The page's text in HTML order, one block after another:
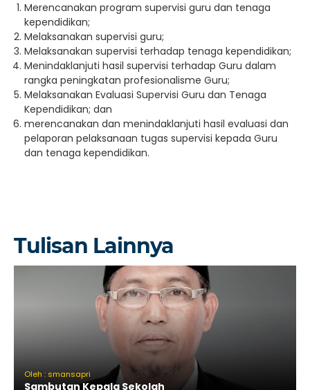
Merencanakan program supervisi guru dan tenaga
kependidikan;
Melaksanakan supervisi guru;
Melaksanakan supervisi terhadap tenaga kependidikan;
Menindaklanjuti hasil supervisi terhadap Guru dalam
rangka peningkatan profesionalisme Guru;
Melaksanakan Evaluasi Supervisi Guru dan Tenaga
Kependidikan; dan
merencanakan dan menindaklanjuti hasil evaluasi dan
pelaporan pelaksanaan tugas supervisi kepada Guru
dan tenaga kependidikan.
Tulisan Lainnya
Oleh : smansapri
Sambutan Kepala Sekolah